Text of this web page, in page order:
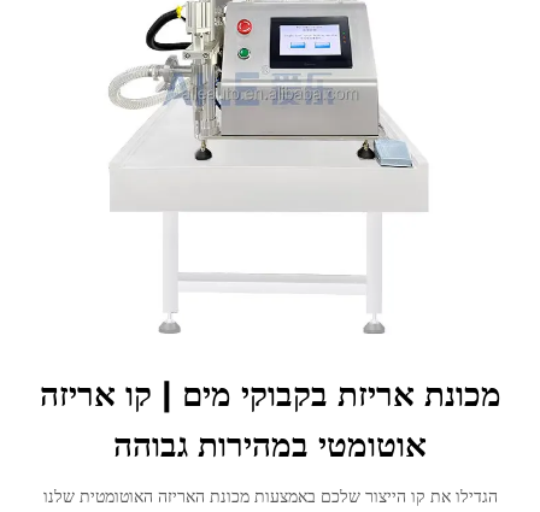
מכונת אריזת בקבוקי מים | קו אריזה
אוטומטי במהירות גבוהה
הגדילו את קו הייצור שלכם באמצעות מכונת האריזה האוטומטית שלנו